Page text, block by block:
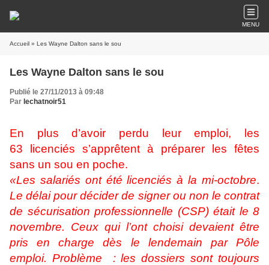
MENU
Accueil » Les Wayne Dalton sans le sou
Les Wayne Dalton sans le sou
Publié le 27/11/2013 à 09:48
Par lechatnoir51
En plus d’avoir perdu leur emploi, les
63 licenciés s’apprêtent à préparer les fêtes
sans un sou en poche.
«Les salariés ont été licenciés à la mi-octobre.
Le délai pour décider de signer ou non le contrat
de sécurisation professionnelle (CSP) était le 8
novembre. Ceux qui l’ont choisi devaient être
pris en charge dès le lendemain par Pôle
emploi. Problème : les dossiers sont toujours